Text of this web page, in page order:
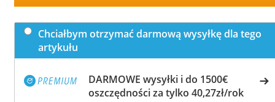
Chciałbym otrzymać darmową wysyłkę dla tego
artykułu
DARMOWE wysyłki i do 1500€
oszczędności za tylko 40,27zł/rok